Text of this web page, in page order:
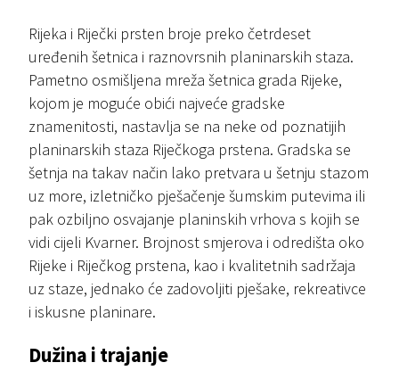
Rijeka i Riječki prsten broje preko četrdeset
uređenih šetnica i raznovrsnih planinarskih staza.
Pametno osmišljena mreža šetnica grada Rijeke,
kojom je moguće obići najveće gradske
znamenitosti, nastavlja se na neke od poznatijih
planinarskih staza Riječkoga prstena. Gradska se
šetnja na takav način lako pretvara u šetnju stazom
uz more, izletničko pješačenje šumskim putevima ili
pak ozbiljno osvajanje planinskih vrhova s kojih se
vidi cijeli Kvarner. Brojnost smjerova i odredišta oko
Rijeke i Riječkog prstena, kao i kvalitetnih sadržaja
uz staze, jednako će zadovoljiti pješake, rekreativce
i iskusne planinare.
Dužina i trajanje